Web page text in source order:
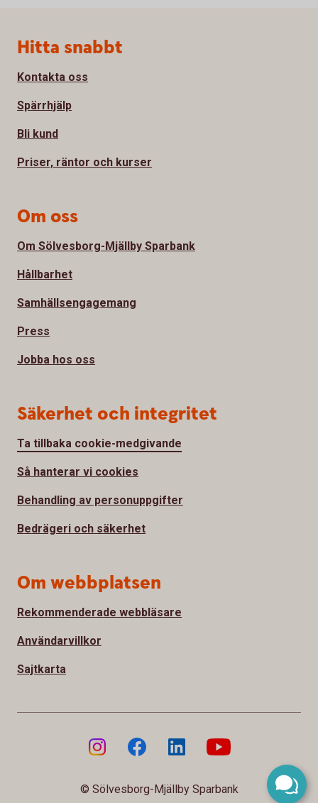
Sidfot
Hitta snabbt
Kontakta oss
Spärrhjälp
Bli kund
Priser, räntor och kurser
Om oss
Om Sölvesborg-Mjällby Sparbank
Hållbarhet
Samhällsengagemang
Press
Jobba hos oss
Säkerhet och integritet
Ta tillbaka cookie-medgivande
Så hanterar vi cookies
Behandling av personuppgifter
Bedrägeri och säkerhet
Om webbplatsen
Rekommenderade webbläsare
Användarvillkor
Sajtkarta
© Sölvesborg-Mjällby Sparbank